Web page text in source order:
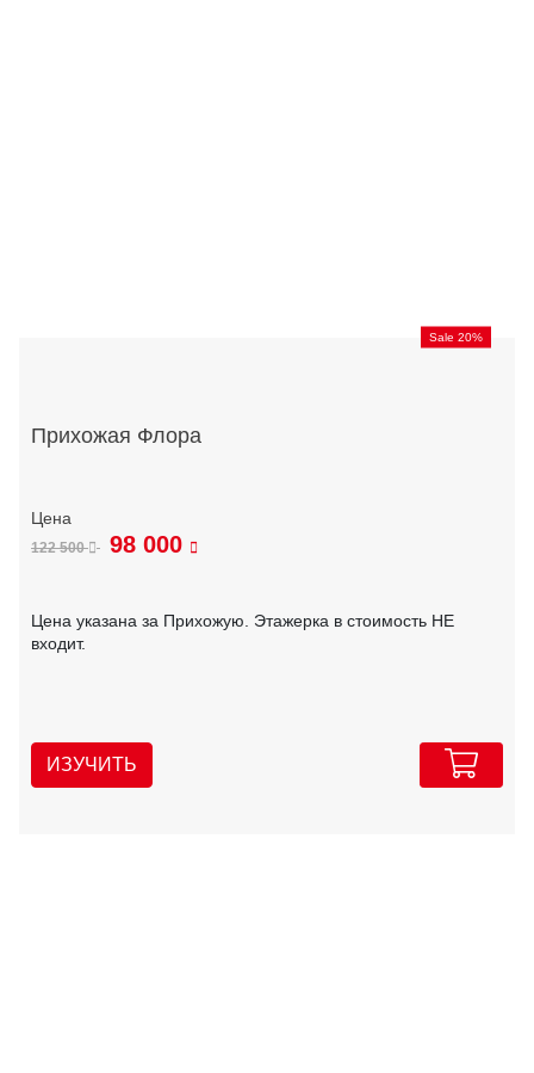
Sale 20%
Прихожая Флора
122 500 98 000
Цена указана за Прихожую. Этажерка в стоимость НЕ
входит.
ИЗУЧИТЬ